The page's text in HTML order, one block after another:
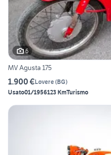
6
MV Agusta 175
1.900 €Lovere(BG)
Usato01/1956123 KmTurismo